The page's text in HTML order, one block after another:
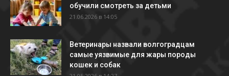
обучили смотреть за детьми
21.06.2026 в 14:05
Ветеринары назвали волгоградцам
самые уязвимые для жары породы
кошек и собак